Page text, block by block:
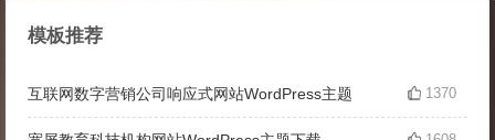
模板推荐
互联网数字营销公司响应式网站WordPress主题 1370